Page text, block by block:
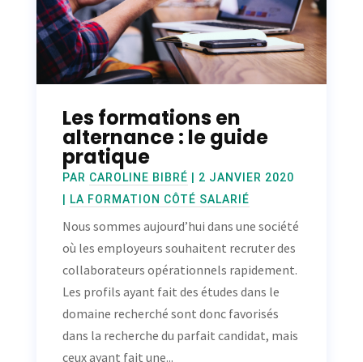
Les formations en
alternance : le guide
pratique
PAR CAROLINE BIBRÉ
2 JANVIER 2020
LA FORMATION CÔTÉ SALARIÉ
Nous sommes aujourd’hui dans une société
où les employeurs souhaitent recruter des
collaborateurs opérationnels rapidement.
Les profils ayant fait des études dans le
domaine recherché sont donc favorisés
dans la recherche du parfait candidat, mais
ceux ayant fait une...